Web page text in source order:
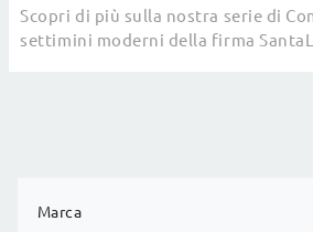
Marca
Scopri di più sulla nostra serie di
settimini moderni della firma